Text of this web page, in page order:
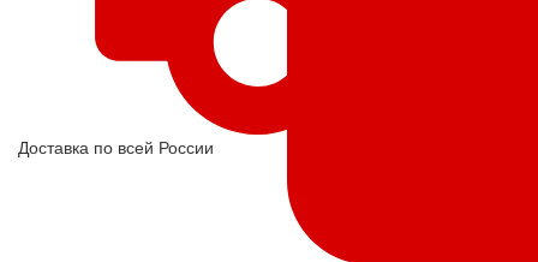
Доставка по всей России